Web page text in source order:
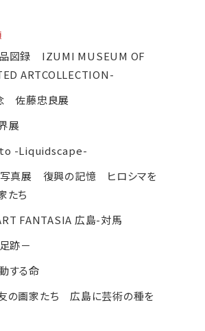
図録 IZUMI MUSEUM OF
ARTCOLLECTION-
佐藤忠良展
展
-Liquidscape-
真展 復興の記憶 ヒロシマを
たち
FANTASIA 広島-対馬
跡－
する命
の画家たち 広島に芸術の種を